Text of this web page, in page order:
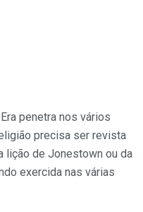
penetra nos vários
precisa ser revista
lição de Jonestown ou da
exercida nas várias